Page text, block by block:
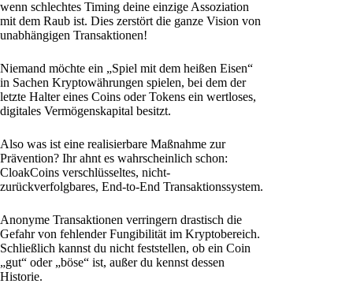
wenn schlechtes Timing deine einzige Assoziation
mit dem Raub ist. Dies zerstört die ganze Vision von
unabhängigen Transaktionen!
Niemand möchte ein „Spiel mit dem heißen Eisen“
in Sachen Kryptowährungen spielen, bei dem der
letzte Halter eines Coins oder Tokens ein wertloses,
digitales Vermögenskapital besitzt.
Also was ist eine realisierbare Maßnahme zur
Prävention? Ihr ahnt es wahrscheinlich schon:
CloakCoins verschlüsseltes, nicht-
zurückverfolgbares, End-to-End Transaktionssystem.
Anonyme Transaktionen verringern drastisch die
Gefahr von fehlender Fungibilität im Kryptobereich.
Schließlich kannst du nicht feststellen, ob ein Coin
„gut“ oder „böse“ ist, außer du kennst dessen
Historie.